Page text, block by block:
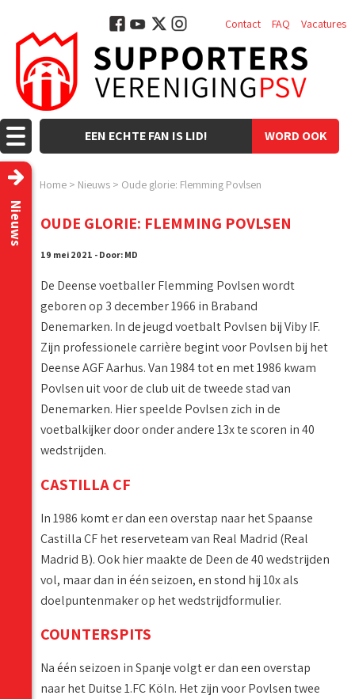
WORD OOK
EEN ECHTE FAN IS LID!
Contact FAQ Vacatures
Home > Nieuws > Oude glorie: Flemming Povlsen
Nieuws OUDE GLORIE: FLEMMING POVLSEN
19 mei 2021 - Door: MD
De Deense voetballer Flemming Povlsen wordt
geboren op 3 december 1966 in Braband
Denemarken. In de jeugd voetbalt Povlsen bij Viby IF.
Zijn professionele carrière begint voor Povlsen bij het
Deense AGF Aarhus. Van 1984 tot en met 1986 kwam
Povlsen uit voor de club uit de tweede stad van
Denemarken. Hier speelde Povlsen zich in de
voetbalkijker door onder andere 13x te scoren in 40
wedstrijden.
CASTILLA CF
In 1986 komt er dan een overstap naar het Spaanse
Castilla CF het reserveteam van Real Madrid (Real
Madrid B). Ook hier maakte de Deen de 40 wedstrijden
vol, maar dan in één seizoen, en stond hij 10x als
doelpuntenmaker op het wedstrijdformulier.
COUNTERSPITS
Na één seizoen in Spanje volgt er dan een overstap
naar het Duitse 1.FC Köln. Het zijn voor Povlsen twee